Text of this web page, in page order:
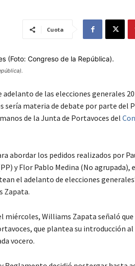
Cuota
de las elecciones generales
materia de debate por parte del
de la Junta de Portavoces del
abordar los pedidos realizados por
y Flor Pablo Medina (No agrupada),
el adelanto de elecciones
Zapata.
miércoles, Williams Zapata señaló que
que plantea su introducción
vocero.